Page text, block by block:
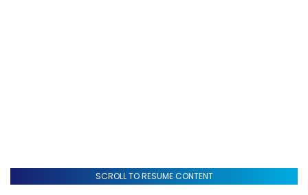
SCROLL TO RESUME CONTENT